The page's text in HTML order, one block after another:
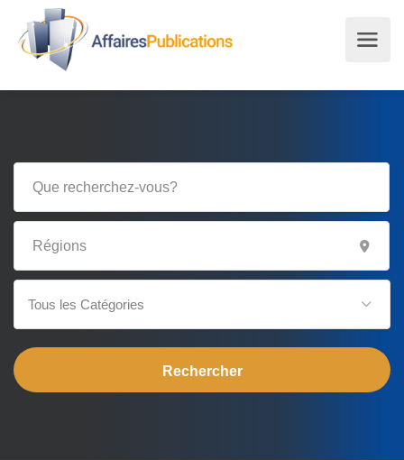
Tous les Catégories